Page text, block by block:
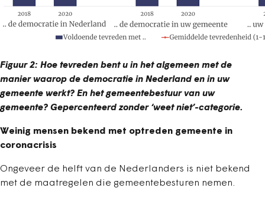
Figuur 2: Hoe tevreden bent u in het algemeen met de
manier waarop de democratie in Nederland en in uw
gemeente werkt? En het gemeentebestuur van uw
gemeente? Gepercenteerd zonder ‘weet niet’-categorie.
Weinig mensen bekend met optreden gemeente in
coronacrisis
Ongeveer de helft van de Nederlanders is niet bekend
met de maatregelen die gemeentebesturen nemen.